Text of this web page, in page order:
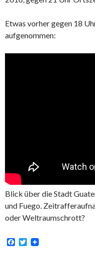
Etwas vorher gegen 18
aufgenommen:
Blick über die Stadt
und Fuego.
oder Weltraumschrott?
F
T